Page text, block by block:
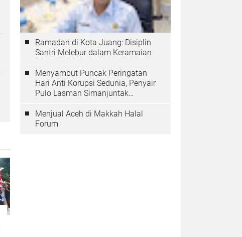
Ramadan di Kota Juang: Disiplin
Santri Melebur dalam Keramaian
Menyambut Puncak Peringatan
Hari Anti Korupsi Sedunia, Penyair
Pulo Lasman Simanjuntak
Korupsi di Indonesia
Menjual Aceh di Makkah Halal
Forum